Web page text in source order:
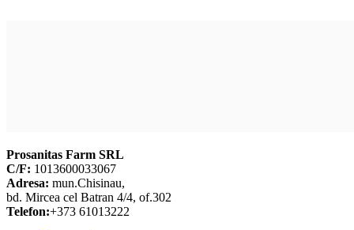
Prosanitas Farm SRL
C/F: 1013600033067
Adresa: mun.Chisinau,
bd. Mircea cel Batran 4/4, of.302
Telefon:+373 61013222